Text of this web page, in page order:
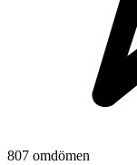
807 omdömen